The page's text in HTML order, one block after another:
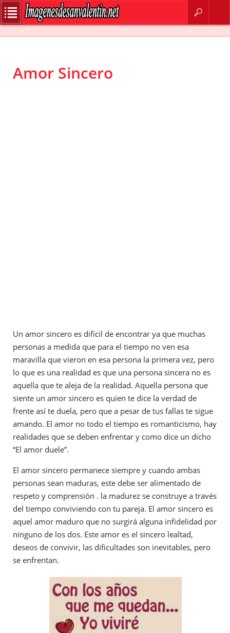
CONTACTO
BUSCAR
Amor Sincero
Un amor sincero es difícil de encontrar ya que muchas
personas a medida que para el tiempo no ven esa
maravilla que vieron en esa persona la primera vez, pero
lo que es una realidad es que una persona sincera no es
aquella que te aleja de la realidad. Aquella persona que
siente un amor sincero es quien te dice la verdad de
frente así te duela, pero que a pesar de tus fallas te sigue
amando. El amor no todo el tiempo es romanticismo, hay
realidades que se deben enfrentar y como dice un dicho
“El amor duele”.
El amor sincero permanece siempre y cuando ambas
personas sean maduras, este debe ser alimentado de
respeto y comprensión . la madurez se construye a través
del tiempo conviviendo con tu pareja. El amor sincero es
aquel amor maduro que no surgirá alguna infidelidad por
ninguno de los dos. Este amor es el sincero lealtad,
deseos de convivir, las dificultades son inevitables, pero
se enfrentan.